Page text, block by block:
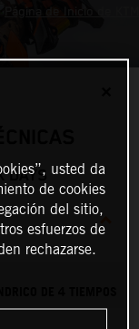
DAYS usted da
de cookies
del sitio,
esfuerzos de
rechazarse.